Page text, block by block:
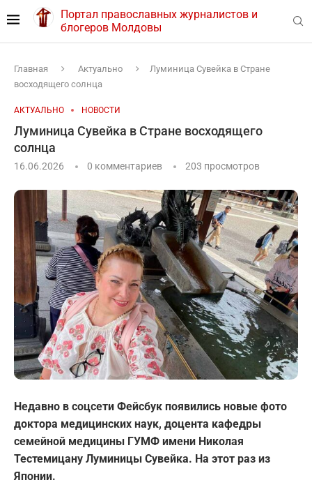
Портал православных журналистов и
блогеров Молдовы
Главная Актуально
Луминица Сувейка в Стране
восходящего солнца
АКТУАЛЬНО НОВОСТИ
Луминица Сувейка в Стране восходящего
солнца
16.06.2026 0 комментариев 203 просмотров
Недавно в соцсети Фейсбук появились новые фото
доктора медицинских наук, доцента кафедры
семейной медицины ГУМФ имени Николая
Тестемицану Луминицы Сувейка. На этот раз из
Японии.